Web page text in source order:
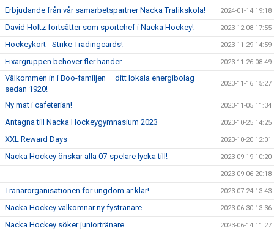
Erbjudande från vår samarbetspartner Nacka Trafikskola! 2024-01-14 19:18
David Holtz fortsätter som sportchef i Nacka Hockey! 2023-12-08 17:55
Hockeykort - Strike Tradingcards! 2023-11-29 14:59
Fixargruppen behöver fler händer 2023-11-26 08:49
Välkommen in i Boo-familjen – ditt lokala energibolag
sedan 1920!
2023-11-16 15:27
Ny mat i cafeterian! 2023-11-05 11:34
Antagna till Nacka Hockeygymnasium 2023 2023-10-25 14:25
XXL Reward Days 2023-10-20 12:01
Nacka Hockey önskar alla 07-spelare lycka till! 2023-09-19 10:20
2023-09-06 20:18
Tränarorganisationen för ungdom är klar! 2023-07-24 13:43
Nacka Hockey välkomnar ny fystränare 2023-06-30 13:36
Nacka Hockey söker juniortränare 2023-06-14 11:27